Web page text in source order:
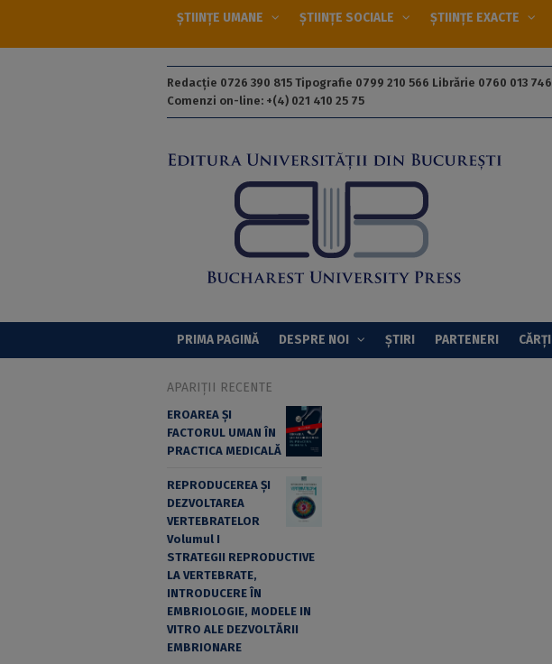
ȘTIINȚE UMANE ȘTIINȚE SOCIALE ȘTIINȚE EXACTE
Redacție 0726 390 815 Tipografie 0799 210 566 Librărie 0760 013 746
Comenzi on-line: +(4) 021 410 25 75
PRIMA PAGINĂ DESPRE NOI ȘTIRI PARTENERI CĂRȚI
APARIȚII RECENTE
EROAREA ȘI
FACTORUL UMAN ÎN
PRACTICA MEDICALĂ
REPRODUCEREA ȘI
DEZVOLTAREA
VERTEBRATELOR
Volumul I
STRATEGII REPRODUCTIVE
LA VERTEBRATE,
INTRODUCERE ÎN
EMBRIOLOGIE, MODELE IN
VITRO ALE DEZVOLTĂRII
EMBRIONARE